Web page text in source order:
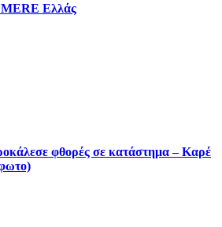
Ελλάς
φθορές σε κατάστημα – Καρέ